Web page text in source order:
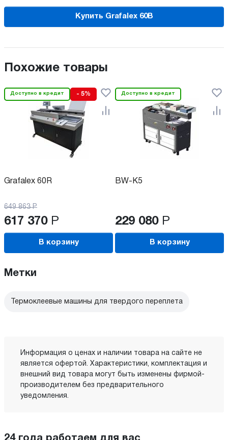
Купить Grafalex 60B
Похожие товары
Доступно в кредит - 5%
Grafalex 60R
649 863 Р
617 370 Р
В корзину
Доступно в кредит
BW-K5
229 080 Р
В корзину
Метки
Термоклеевые машины для твердого переплета
Информация о ценах и наличии товара на сайте не
является офертой. Характеристики, комплектация и
внешний вид товара могут быть изменены фирмой-
производителем без предварительного
уведомления.